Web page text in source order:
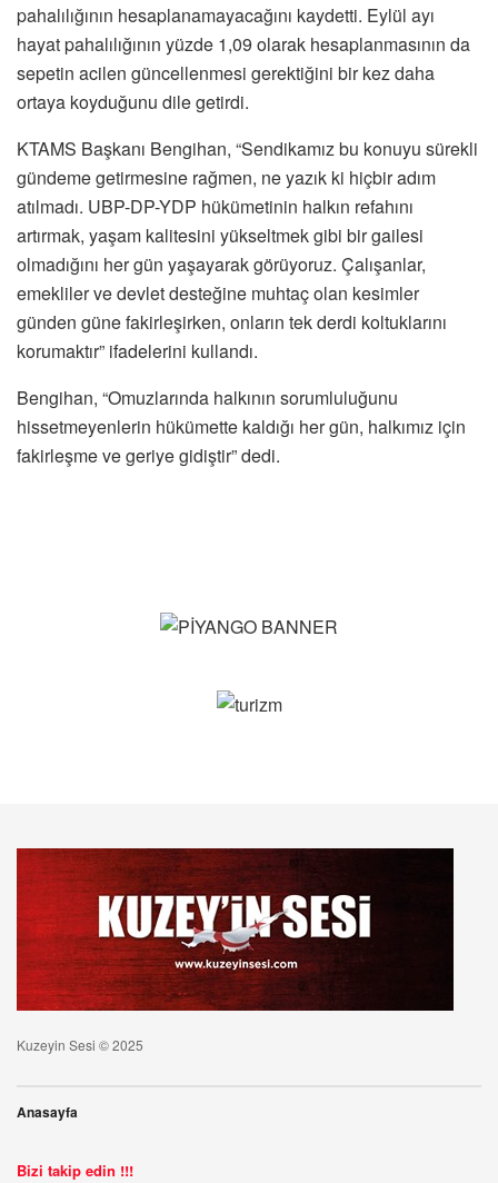
pahalılığının hesaplanamayacağını kaydetti. Eylül ayı
hayat pahalılığının yüzde 1,09 olarak hesaplanmasının da
sepetin acilen güncellenmesi gerektiğini bir kez daha
ortaya koyduğunu dile getirdi.
KTAMS Başkanı Bengihan, “Sendikamız bu konuyu sürekli
gündeme getirmesine rağmen, ne yazık ki hiçbir adım
atılmadı. UBP-DP-YDP hükümetinin halkın refahını
artırmak, yaşam kalitesini yükseltmek gibi bir gailesi
olmadığını her gün yaşayarak görüyoruz. Çalışanlar,
emekliler ve devlet desteğine muhtaç olan kesimler
günden güne fakirleşirken, onların tek derdi koltuklarını
korumaktır” ifadelerini kullandı.
Bengihan, “Omuzlarında halkının sorumluluğunu
hissetmeyenlerin hükümette kaldığı her gün, halkımız için
fakirleşme ve geriye gidiştir” dedi.
Kuzeyin Sesi © 2025
Anasayfa
Bizi takip edin !!!